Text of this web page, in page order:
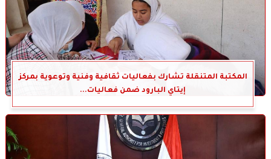
المكتبة المتنقلة تشارك بفعاليات ثقافية وفنية وتوعوية بمركز
إيتاي البارود ضمن فعاليات...